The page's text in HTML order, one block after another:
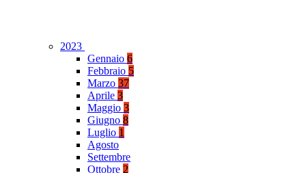
2023
Gennaio 6
Febbraio 5
Marzo 37
Aprile 3
Maggio 3
Giugno 8
Luglio 1
Agosto
Settembre
Ottobre 2